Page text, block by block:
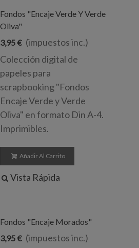
Fondos "Encaje Verde Y Verde
Oliva"
3,95 € (impuestos inc.)
Colección digital de
papeles para
scrapbooking "Fondos
Encaje Verde y Verde
Oliva" en formato Din A-4.
Imprimibles.
Añadir Al Carrito
Vista Rápida
Fondos "Encaje Morados"
3,95 € (impuestos inc.)